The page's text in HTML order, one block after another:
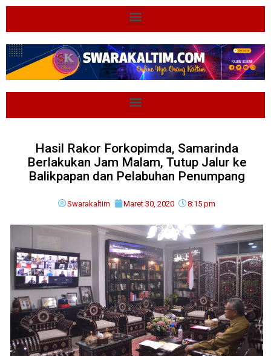
Hasil Rakor Forkopimda, Samarinda
Berlakukan Jam Malam, Tutup Jalur ke
Balikpapan dan Pelabuhan Penumpang
Swarakaltim Maret 30, 2020 8:15 pm